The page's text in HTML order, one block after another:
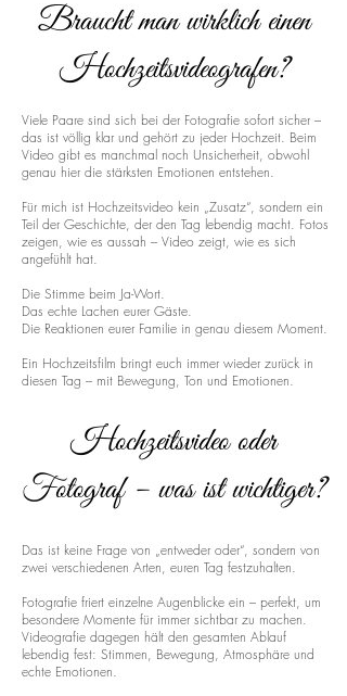
Braucht man wirklich einen
Hochzeitsvideografen?
Viele Paare sind sich bei der Fotografie sofort sicher –
das ist völlig klar und gehört zu jeder Hochzeit. Beim
Video gibt es manchmal noch Unsicherheit, obwohl
genau hier die stärksten Emotionen entstehen.
Für mich ist Hochzeitsvideo kein „Zusatz“, sondern ein
Teil der Geschichte, der den Tag lebendig macht. Fotos
zeigen, wie es aussah – Video zeigt, wie es sich
angefühlt hat.
Die Stimme beim Ja-Wort.
Das echte Lachen eurer Gäste.
Die Reaktionen eurer Familie in genau diesem Moment.
Ein Hochzeitsfilm bringt euch immer wieder zurück in
diesen Tag – mit Bewegung, Ton und Emotionen.
Hochzeitsvideo oder
Fotograf – was ist wichtiger?
Das ist keine Frage von „entweder oder“, sondern von
zwei verschiedenen Arten, euren Tag festzuhalten.
Fotografie friert einzelne Augenblicke ein – perfekt, um
besondere Momente für immer sichtbar zu machen.
Videografie dagegen hält den gesamten Ablauf
lebendig fest: Stimmen, Bewegung, Atmosphäre und
echte Emotionen.